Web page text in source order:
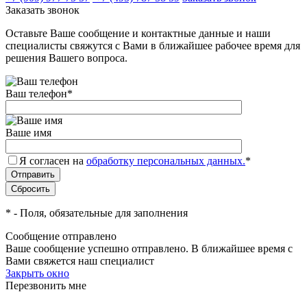
Заказать звонок
Оставьте Ваше сообщение и контактные данные и наши
специалисты свяжутся с Вами в ближайшее рабочее время для
решения Вашего вопроса.
Ваш телефон*
Ваше имя
Я согласен на обработку персональных данных.*
* - Поля, обязательные для заполнения
Сообщение отправлено
Ваше сообщение успешно отправлено. В ближайшее время с
Вами свяжется наш специалист
Закрыть окно
Перезвонить мне